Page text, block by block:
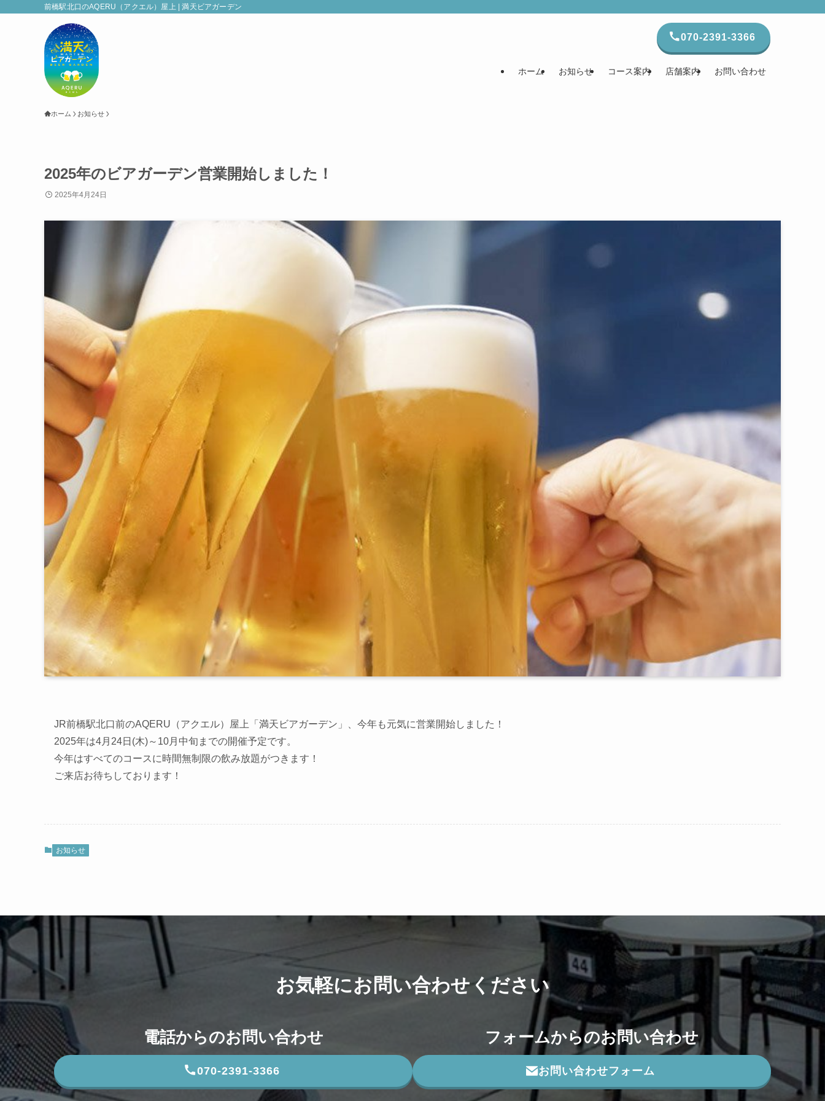
前橋駅北口のAQERU（アクエル）屋上 | 満天ビアガーデン
ホーム お知らせ コース案内 店舗案内 お問い合わせ
070-2391-3366
ホーム お知らせ
2025年のビアガーデン営業開始しました！
2025年4月24日
JR前橋駅北口前のAQERU（アクエル）屋上「満天ビアガーデン」、今年も元気に営業開始しました！
2025年は4月24日(木)～10月中旬までの開催予定です。
今年はすべてのコースに時間無制限の飲み放題がつきます！
ご来店お待ちしております！
お知らせ
お気軽にお問い合わせください
電話からのお問い合わせ
070-2391-3366
フォームからのお問い合わせ
お問い合わせフォーム